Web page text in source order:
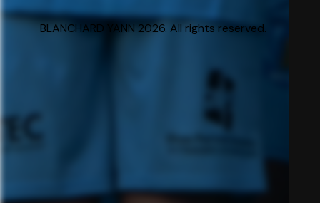
BLANCHARD YANN 2026. All rights reserved.